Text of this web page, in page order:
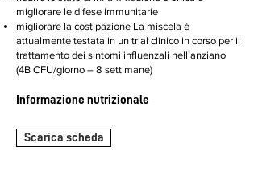
migliorare le difese immunitarie
migliorare la costipazione La miscela è
attualmente testata in un trial clinico in corso per il
trattamento dei sintomi influenzali nell’anziano
(4B CFU/giorno – 8 settimane)
​Informazione nutrizionale
Scarica scheda